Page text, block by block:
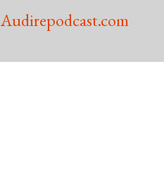
Audirepodcast.com